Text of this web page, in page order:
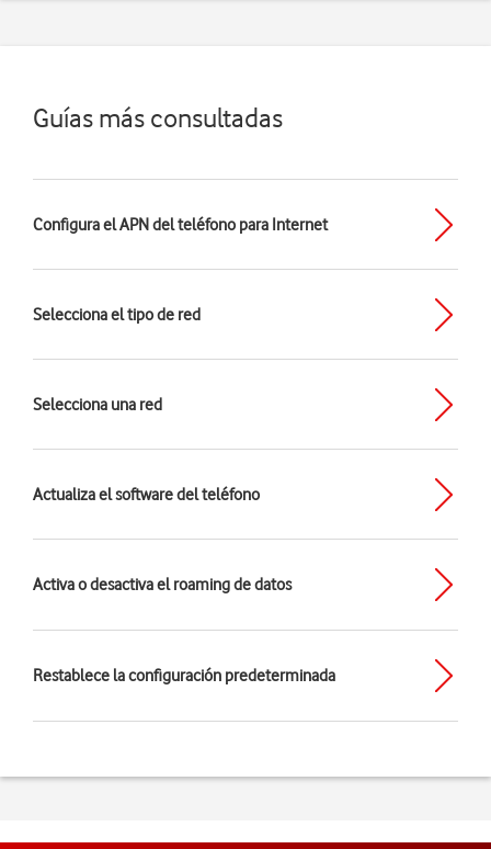
Guías más consultadas
Configura el APN del teléfono para Internet
Selecciona el tipo de red
Selecciona una red
Actualiza el software del teléfono
Activa o desactiva el roaming de datos
Restablece la configuración predeterminada